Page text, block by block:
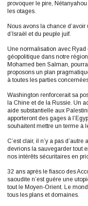
provoquer le pire,
les otages.
Nous avons la chance
d’Israël et du peuple juif.
Une normalisation avec
géopolitique dans notre
Mohamed ben Salman,
proposons un plan
à toutes les parties
Washington renforcerait sa
la Chine et de la Russie. Un
aide substantielle aux
apporteront des gages à
souhaitent mettre un terme à
C’est clair, il n’y a pas
devrions la sauvegarder tout
nos intérêts sécuritaires en
32 ans après le fiasco des
saoudite n’est guère une
tout le Moyen-Orient. Le
tous les plans et domaines.